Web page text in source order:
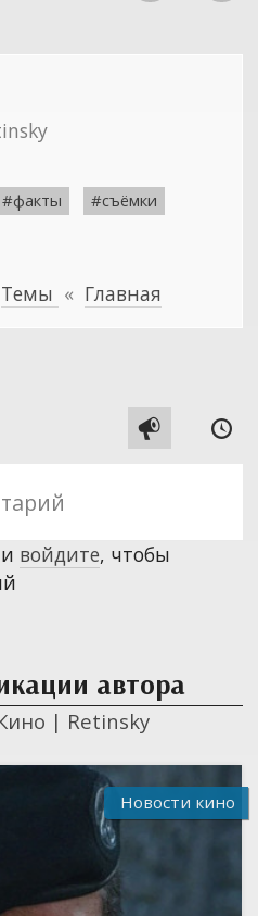
#факты #съёмки
Темы « Главная
 
войдите, чтобы
автора
| Retinsky
Новости кино